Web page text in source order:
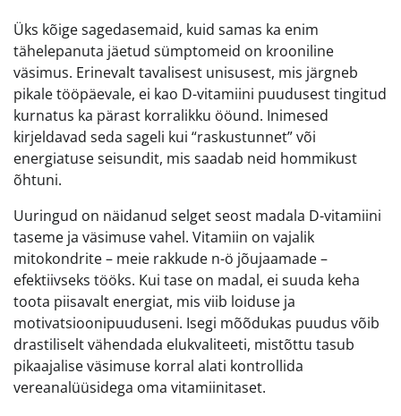
Üks kõige sagedasemaid, kuid samas ka enim
tähelepanuta jäetud sümptomeid on krooniline
väsimus. Erinevalt tavalisest unisusest, mis järgneb
pikale tööpäevale, ei kao D-vitamiini puudusest tingitud
kurnatus ka pärast korralikku ööund. Inimesed
kirjeldavad seda sageli kui “raskustunnet” või
energiatuse seisundit, mis saadab neid hommikust
õhtuni.
Uuringud on näidanud selget seost madala D-vitamiini
taseme ja väsimuse vahel. Vitamiin on vajalik
mitokondrite – meie rakkude n-ö jõujaamade –
efektiivseks tööks. Kui tase on madal, ei suuda keha
toota piisavalt energiat, mis viib loiduse ja
motivatsioonipuuduseni. Isegi mõõdukas puudus võib
drastiliselt vähendada elukvaliteeti, mistõttu tasub
pikaajalise väsimuse korral alati kontrollida
vereanalüüsidega oma vitamiinitaset.